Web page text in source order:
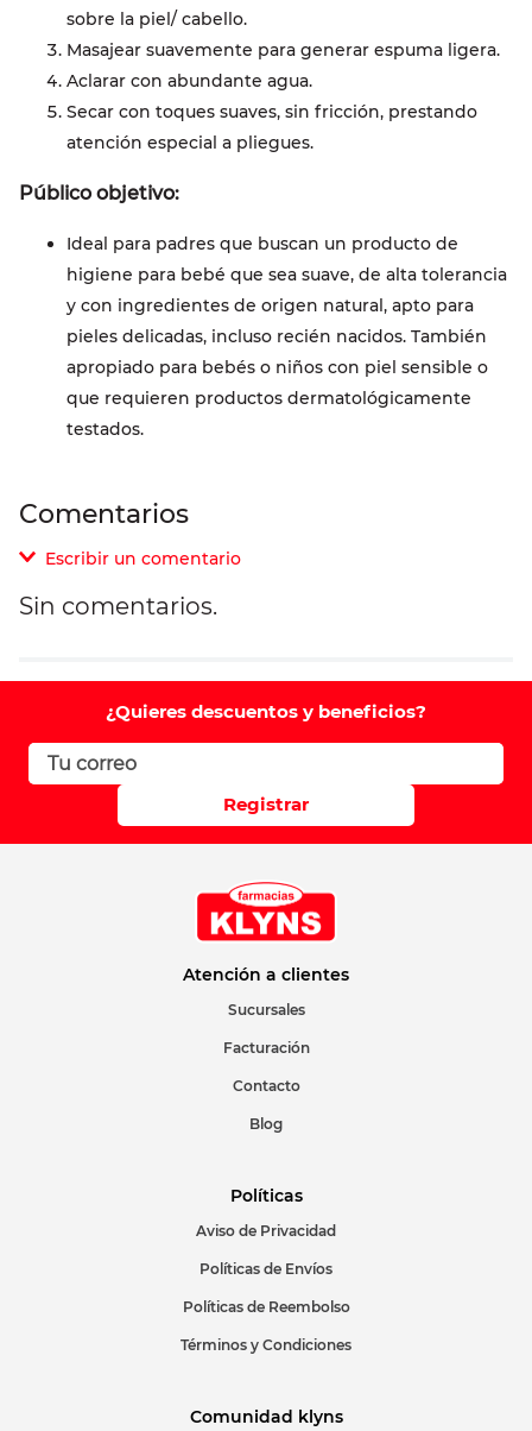
sobre la piel/ cabello.
Masajear suavemente para generar espuma ligera.
Aclarar con abundante agua.
Secar con toques suaves, sin fricción, prestando
atención especial a pliegues.
Público objetivo:
Ideal para padres que buscan un producto de
higiene para bebé que sea suave, de alta tolerancia
y con ingredientes de origen natural, apto para
pieles delicadas, incluso recién nacidos. También
apropiado para bebés o niños con piel sensible o
que requieren productos dermatológicamente
testados.
Comentarios
Escribir un comentario
Comentario
Califique el producto de 1 a 5 estrellas
Correo electrónico
ENVIAR COMENTARIO
Sin comentarios.
¿Quieres descuentos y beneficios?
Registrar
Atención a clientes
Sucursales
Facturación
Contacto
Blog
Políticas
Aviso de Privacidad
Políticas de Envíos
Políticas de Reembolso
Términos y Condiciones
Comunidad klyns